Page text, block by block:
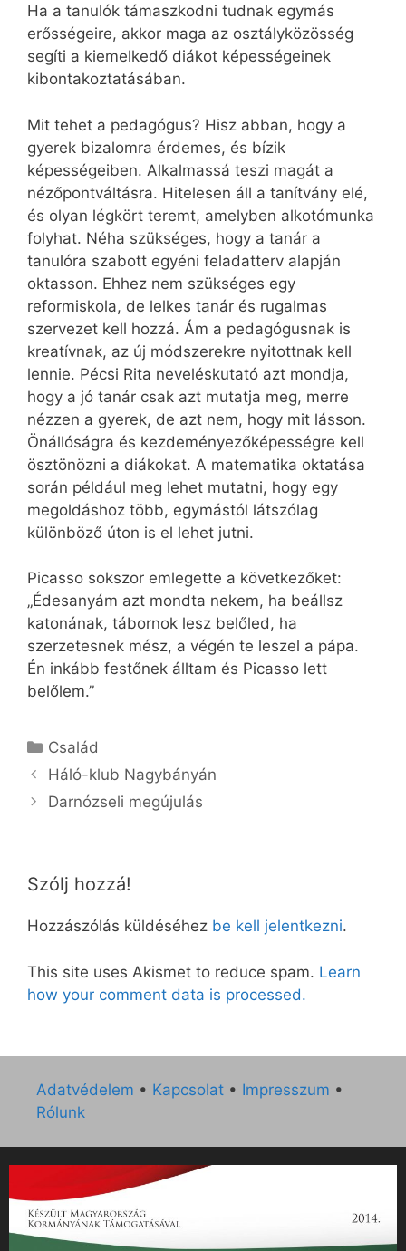
Ha a tanulók támaszkodni tudnak egymás
erősségeire, akkor maga az osztályközösség
segíti a kiemelkedő diákot képességeinek
kibontakoztatásában.
Mit tehet a pedagógus? Hisz abban, hogy a
gyerek bizalomra érdemes, és bízik
képességeiben. Alkalmassá teszi magát a
nézőpontváltásra. Hitelesen áll a tanítvány elé,
és olyan légkört teremt, amelyben alkotómunka
folyhat. Néha szükséges, hogy a tanár a
tanulóra szabott egyéni feladatterv alapján
oktasson. Ehhez nem szükséges egy
reformiskola, de lelkes tanár és rugalmas
szervezet kell hozzá. Ám a pedagógusnak is
kreatívnak, az új módszerekre nyitottnak kell
lennie. Pécsi Rita neveléskutató azt mondja,
hogy a jó tanár csak azt mutatja meg, merre
nézzen a gyerek, de azt nem, hogy mit lásson.
Önállóságra és kezdeményezőképességre kell
ösztönözni a diákokat. A matematika oktatása
során például meg lehet mutatni, hogy egy
megoldáshoz több, egymástól látszólag
különböző úton is el lehet jutni.
Picasso sokszor emlegette a következőket:
„Édesanyám azt mondta nekem, ha beállsz
katonának, tábornok lesz belőled, ha
szerzetesnek mész, a végén te leszel a pápa.
Én inkább festőnek álltam és Picasso lett
belőlem.”
Kategória
Család
Háló-klub Nagybányán
Darnózseli megújulás
Szólj hozzá!
Hozzászólás küldéséhez be kell jelentkezni.
This site uses Akismet to reduce spam. Learn
how your comment data is processed.
Adatvédelem • Kapcsolat • Impresszum •
Rólunk